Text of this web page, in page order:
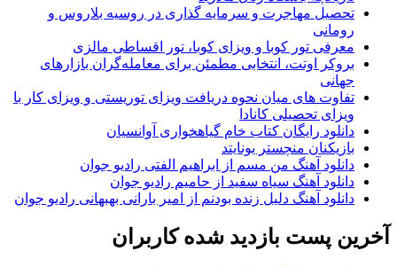
تحصیل مهاجرت و سرمایه گذاری در روسیه بلاروس و
رومانی
معرفی تور کوبا و ویزای کوبا، تور اقساطی مالزی
بروکر اوتت، انتخابی مطمئن برای معامله‌گران بازارهای
جهانی
تفاوت های میان نحوه دریافت ویزای توریستی و ویزای کار با
ویزای تحصیلی کانادا
دانلود رایگان کتاب خام گیاهخواری آوانسیان
بازیکنان منچستر یونایتد
دانلود آهنگ من مسم از ابراهیم الفتی رادیو جوان
دانلود آهنگ سیاه سفید از حامیم رادیو جوان
دانلود آهنگ دلیل زنده بودنم از امیر بارانی بهبهانی رادیو جوان
آخرین پست بازدید شده کاربران